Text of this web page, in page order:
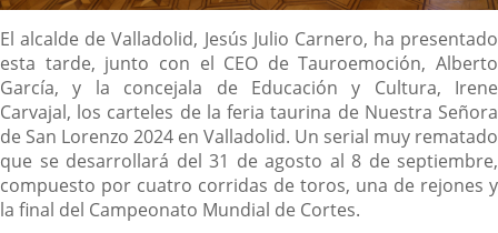
Descripción
El alcalde de Valladolid, Jesús Julio Carnero, ha presentado
esta tarde, junto con el CEO de Tauroemoción, Alberto
García, y la concejala de Educación y Cultura, Irene
Carvajal, los carteles de la feria taurina de Nuestra Señora
de San Lorenzo 2024 en Valladolid. Un serial muy rematado
que se desarrollará del 31 de agosto al 8 de septiembre,
compuesto por cuatro corridas de toros, una de rejones y
la final del Campeonato Mundial de Cortes.